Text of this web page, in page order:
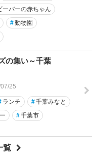
ーバーの赤ちゃん
#動物園
の集い～千葉
25
ランチ #千葉みなと
#千葉市
覧